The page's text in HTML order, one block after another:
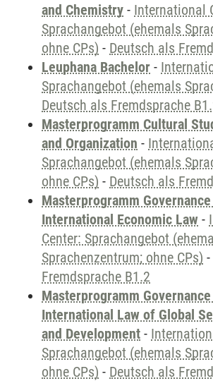
and Chemistry - International
Sprachangebot (ehemals
ohne CPs) - Deutsch als
Leuphana Bachelor -
Sprachangebot (ehemals
Deutsch als Fremdsprache
Masterprogramm Cultural
and Organization -
Sprachangebot (ehemals
ohne CPs) - Deutsch als
Masterprogramm
International Economic Law -
Center: Sprachangebot
Sprachenzentrum; ohne CPs) -
Fremdsprache B1.2
Masterprogramm
International Law of Global
and Development -
Sprachangebot (ehemals
ohne CPs) - Deutsch als